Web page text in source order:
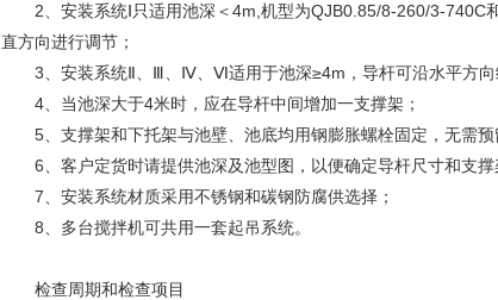
2、安装系统Ⅰ只适用池深＜4m,机型为QJB0.85/8-260/3-740C
直方向进行调节；
3、安装系统Ⅱ、Ⅲ、Ⅳ、Ⅵ适用于池深≥4m，导杆可沿水平方向
4、当池深大于4米时，应在导杆中间增加一支撑架；
5、支撑架和下托架与池壁、池底均用钢膨胀螺栓固定，无需预
6、客户定货时请提供池深及池型图，以便确定导杆尺寸和支撑
7、安装系统材质采用不锈钢和碳钢防腐供选择；
8、多台搅拌机可共用一套起吊系统。
检查周期和检查项目